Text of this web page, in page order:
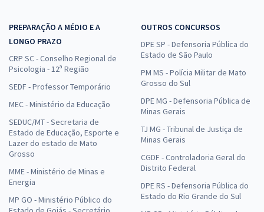
PREPARAÇÃO A MÉDIO E A
LONGO PRAZO
CRP SC - Conselho Regional de
Psicologia - 12ª Região
SEDF - Professor Temporário
MEC - Ministério da Educação
SEDUC/MT - Secretaria de
Estado de Educação, Esporte e
Lazer do estado de Mato
Grosso
MME - Ministério de Minas e
Energia
MP GO - Ministério Público do
OUTROS CONCURSOS
DPE SP - Defensoria Pública do
Estado de São Paulo
PM MS - Polícia Militar de Mato
Grosso do Sul
DPE MG - Defensoria Pública de
Minas Gerais
TJ MG - Tribunal de Justiça de
Minas Gerais
CGDF - Controladoria Geral do
Distrito Federal
DPE RS - Defensoria Pública do
Estado do Rio Grande do Sul